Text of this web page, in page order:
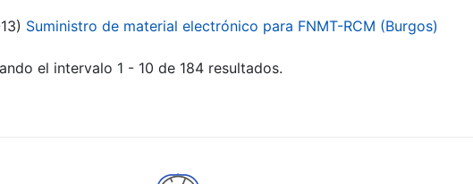
Suministro de material electrónico para FNMT-RCM (Burgos)
el intervalo 1 - 10 de 184 resultados.